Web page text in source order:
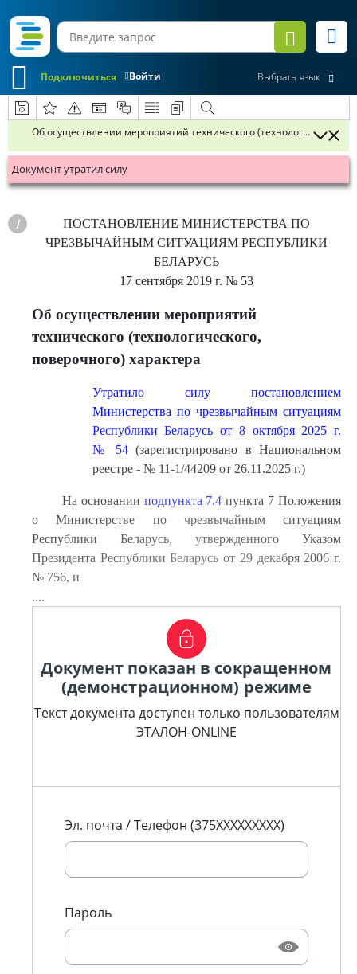
Войти
Подключиться Выбрать язык
Об осуществлении мероприятий технического (технологического,
Документ утратил силу
ПОСТАНОВЛЕНИЕ МИНИСТЕРСТВА ПО
ЧРЕЗВЫЧАЙНЫМ СИТУАЦИЯМ РЕСПУБЛИКИ
БЕЛАРУСЬ
17 сентября 2019 г. № 53
Об осуществлении мероприятий
технического (технологического,
поверочного) характера
Утратило силу постановлением
Министерства по чрезвычайным ситуациям
Республики Беларусь от 8 октября 2025 г.
№ 54(зарегистрировано в Национальном
реестре - № 11-1/44209 от 26.11.2025 г.)
На основании подпункта 7.4 пункта 7 Положения
о Министерстве по чрезвычайным ситуациям
Республики Беларусь, утвержденного Указом
Президента Республики Беларусь от 29 декабря 2006 г.
№ 756, и
....
Документ показан в сокращенном
(демонстрационном) режиме
Текст документа доступен только пользователям
ЭТАЛОН-ONLINE
Эл. почта / Телефон (375XXXXXXXXX)
Пароль